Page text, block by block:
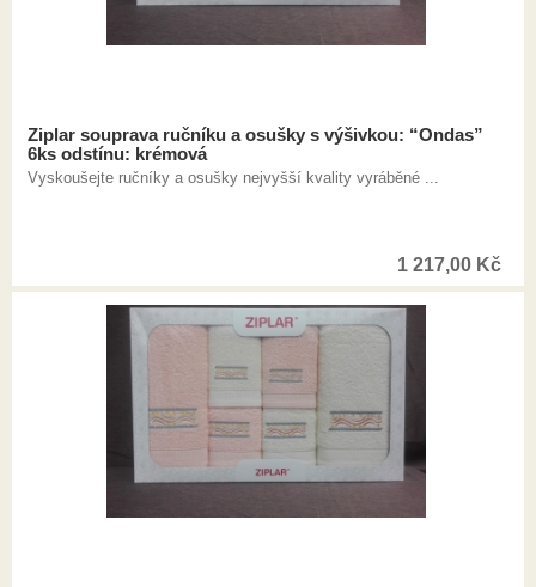
Ziplar souprava ručníku a osušky s výšivkou: “Ondas”
6ks odstínu: krémová
Vyskoušejte ručníky a osušky nejvyšší kvality vyráběné ...
1 217,00 Kč